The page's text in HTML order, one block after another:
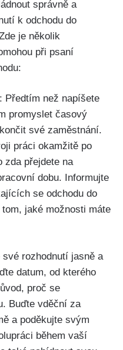
správně a‌
k‌ odchodu ⁣do
je několik
při psaní
​Předtím než napíšete
promyslet časový
své zaměstnání.
práci okamžitě ‍po​
zda‍ přejdete na⁣
dobu. ‍Informujte
se odchodu do
jaké možnosti máte
rozhodnutí jasně a
datum, od ⁢kterého⁣
proč se
Buďte vděční⁢ za
a poděkujte⁢ svým
⁤během‌ vaší